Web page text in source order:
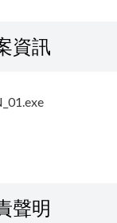
資訊
聲明